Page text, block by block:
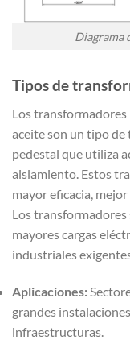
Diagrama
Tipos de
Los
aceite son un tipo
pedestal que utiliza
aislamiento. Estos
mayor eficacia,
Los
mayores cargas
industriales
Aplicaciones:
grandes
infraestructuras.